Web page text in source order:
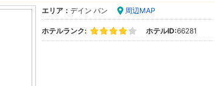
エリア： デイン バン 周辺MAP
ホテルランク: ホテルID:66281